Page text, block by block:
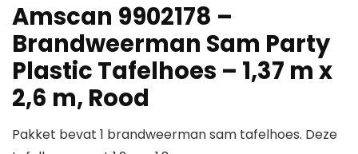
Amscan 9902178 –
Brandweerman Sam Party
Plastic Tafelhoes – 1,37 m x
2,6 m, Rood
Pakket bevat 1 brandweerman sam tafelhoes. Deze